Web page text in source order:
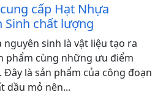
cấp Hạt Nhựa
Sinh chất lượng
nguyên sinh là vật liệu tạo ra
phẩm cùng những ưu điểm
là sản phẩm của công đoạn
dầu mỏ nên...